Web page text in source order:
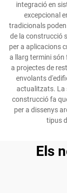
integració en
excepcional
tradicionals
de la construcció
per a aplicacions
a llarg termini són
a projectes de
envolants
actualitzats. La
construcció fa
per a dissenys
tipus
Els